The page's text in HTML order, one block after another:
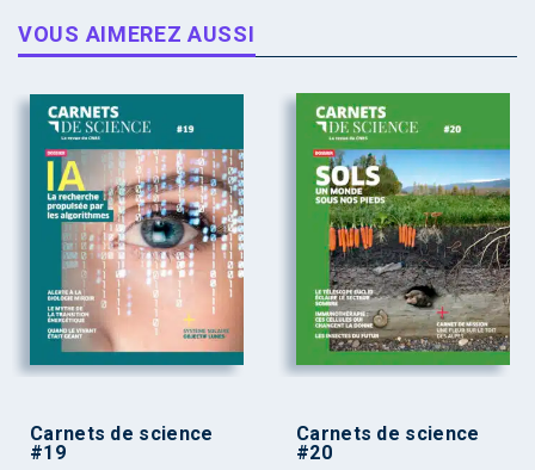
VOUS AIMEREZ AUSSI
Carnets de science
#19
Carnets de science
#20